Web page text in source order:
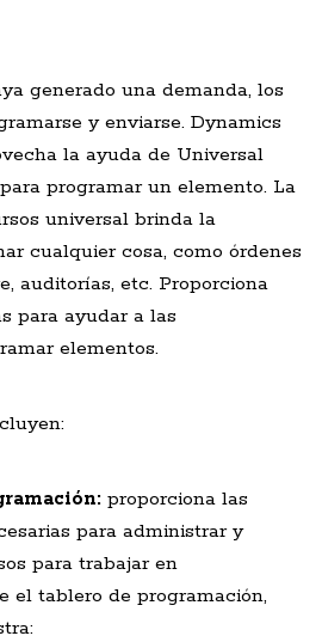
generado una demanda, los
y enviarse. Dynamics
la ayuda de Universal
programar un elemento. La
universal brinda la
cualquier cosa, como órdenes
auditorías, etc. Proporciona
para ayudar a las
elementos.
proporciona las
para administrar y
para trabajar en
el tablero de programación,